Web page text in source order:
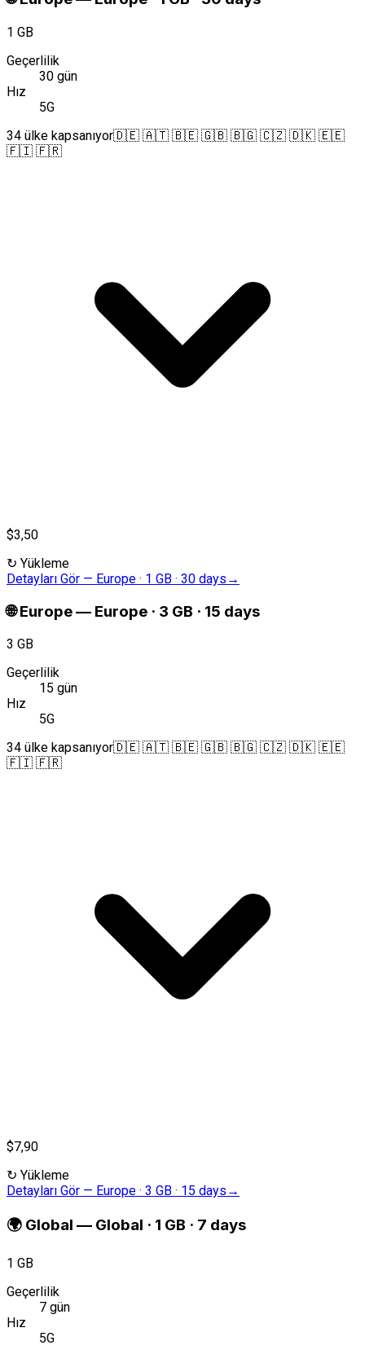
1 GB
Geçerlilik
30 gün
Hız
5G
34 ülke kapsanıyor🇩🇪 🇦🇹 🇧🇪 🇬🇧 🇧🇬 🇨🇿 🇩🇰 🇪🇪
🇫🇮 🇫🇷
$3,50
↻ Yükleme
Detayları Gör — Europe · 1 GB · 30 days →
🌐 Europe— Europe · 3 GB · 15 days
3 GB
Geçerlilik
15 gün
Hız
5G
34 ülke kapsanıyor🇩🇪 🇦🇹 🇧🇪 🇬🇧 🇧🇬 🇨🇿 🇩🇰 🇪🇪
🇫🇮 🇫🇷
$7,90
↻ Yükleme
Detayları Gör — Europe · 3 GB · 15 days →
🌍 Global — Global · 1 GB · 7 days
1 GB
Geçerlilik
7 gün
Hız
5G